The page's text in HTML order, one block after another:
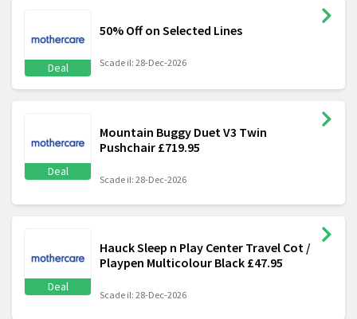
Deal
50% Off on Selected Lines
Scade il: 28-Dec-2026
Deal
Mountain Buggy Duet V3 Twin
Pushchair £719.95
Scade il: 28-Dec-2026
Deal
Hauck Sleep n Play Center Travel Cot /
Playpen Multicolour Black £47.95
Scade il: 28-Dec-2026